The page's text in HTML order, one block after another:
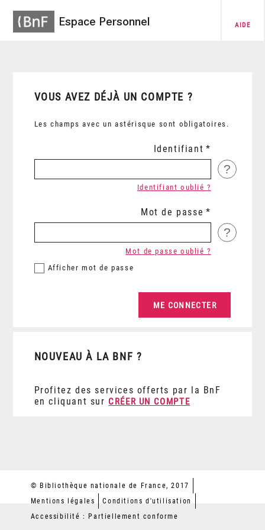
Espace Personnel AIDE
VOUS AVEZ DÉJÀ UN COMPTE ?
Les champs avec un astérisque sont obligatoires.
Identifiant
?
Identifiant oublié ?
Mot de passe
?
Afficher mot de passe
Mot de passe oublié ?
NOUVEAU À LA BNF ?
Profitez des services offerts par la BnF
en cliquant sur CRÉER UN COMPTE
© Bibliothèque nationale de France, 2017
Mentions légales
Conditions d'utilisation
Accessibilité : Partiellement conforme